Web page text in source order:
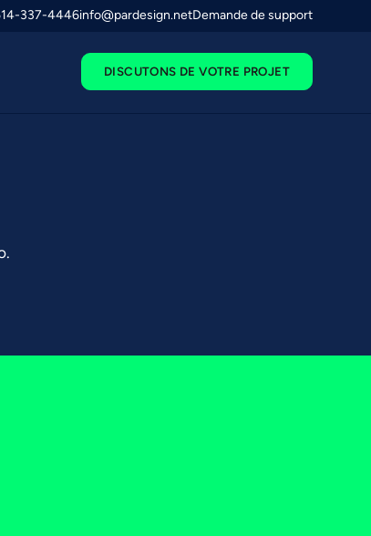
337-4446info@pardesign.netDemande de support
DISCUTONS DE VOTRE PROJET